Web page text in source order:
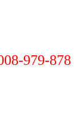
979-878